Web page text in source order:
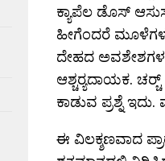
ಕ್ಯಾಪೆಲ ಡೊಸ್
ಹೀಗೆಂದರೆ ಮೂಳೆಗಳ
ದೇಹದ
ಆಶ್ಚರ‍್ಯದಾಯಕ.
ಕಾಡುವ ಪ್ರಶ್ನೆ
ಈ ವಿಲಕ್ಶಣವಾದ